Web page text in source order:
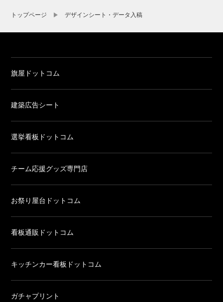
トップページ デザインシート・データ入稿
旗屋ドットコム
建築広告シート
選挙看板ドットコム
チーム応援グッズ専門店
お祭り屋台ドットコム
看板通販ドットコム
キッチンカー看板ドットコム
ガチャプリント